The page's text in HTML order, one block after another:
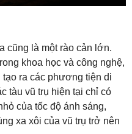
cũng là một rào cản lớn.
khoa học và công nghệ,
ra các phương tiện di
tàu vũ trụ hiện tại chỉ có
của tốc độ ánh sáng,
xa xôi của vũ trụ trở nên